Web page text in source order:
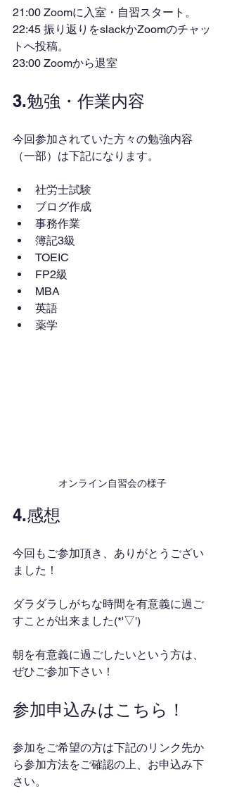
21:00 Zoomに入室・自習スタート。
22:45 振り返りをslackかZoomのチャッ
トへ投稿。
23:00 Zoomから退室
3.勉強・作業内容
今回参加されていた方々の勉強内容
（一部）は下記になります。
社労士試験
ブログ作成
事務作業
簿記3級
TOEIC
FP2級
MBA
英語
薬学
オンライン自習会の様子
4.感想
今回もご参加頂き、ありがとうござい
ました！
ダラダラしがちな時間を有意義に過ご
すことが出来ました(*'▽')
朝を有意義に過ごしたいという方は、
ぜひご参加下さい！
参加申込みはこちら！
参加をご希望の方は下記のリンク先か
ら参加方法をご確認の上、お申込み下
さい。